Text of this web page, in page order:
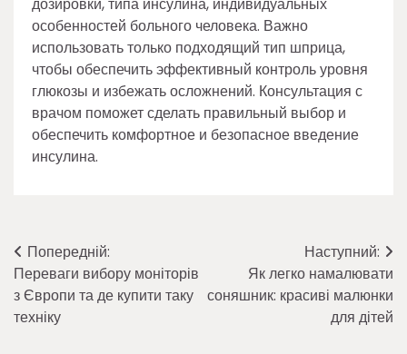
особенностей больного человека. Важно
использовать только подходящий тип шприца,
чтобы обеспечить эффективный контроль уровня
глюкозы и избежать осложнений. Консультация с
врачом поможет сделать правильный выбор и
обеспечить комфортное и безопасное введение
инсулина.
Навігація
записів
Попередній:
Переваги вибору моніторів
з Європи та де купити таку
техніку
Наступний:
Як легко намалювати
соняшник: красиві малюнки
для дітей